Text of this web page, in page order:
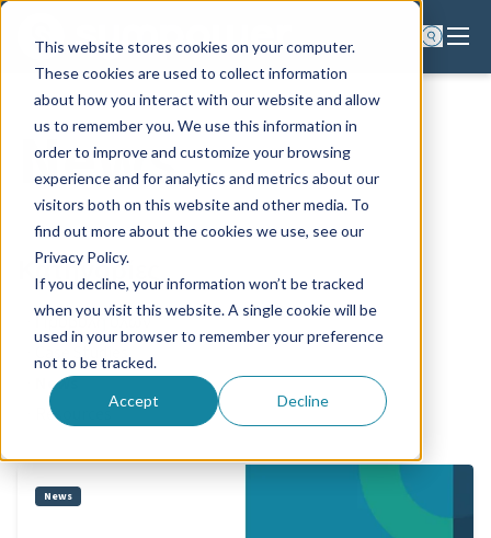
This website stores cookies on your computer.
These cookies are used to collect information
about how you interact with our website and allow
us to remember you. We use this information in
order to improve and customize your browsing
experience and for analytics and metrics about our
visitors both on this website and other media. To
find out more about the cookies we use, see our
Privacy Policy.
If you decline, your information won’t be tracked
when you visit this website. A single cookie will be
used in your browser to remember your preference
not to be tracked.
Accept Decline
ΚΕΝΤΡΙΚΗ ΣΕΛΙΔΑ
ΣΧΕΤΙΚΑ ΜΕ ΜΑΣ
ΕΠΙΚΟΙΝΩΝΙΑ
ΝΕΑ
News
Κατηγορίες
Προβολή όλων
Case Studies
News
Resources
News